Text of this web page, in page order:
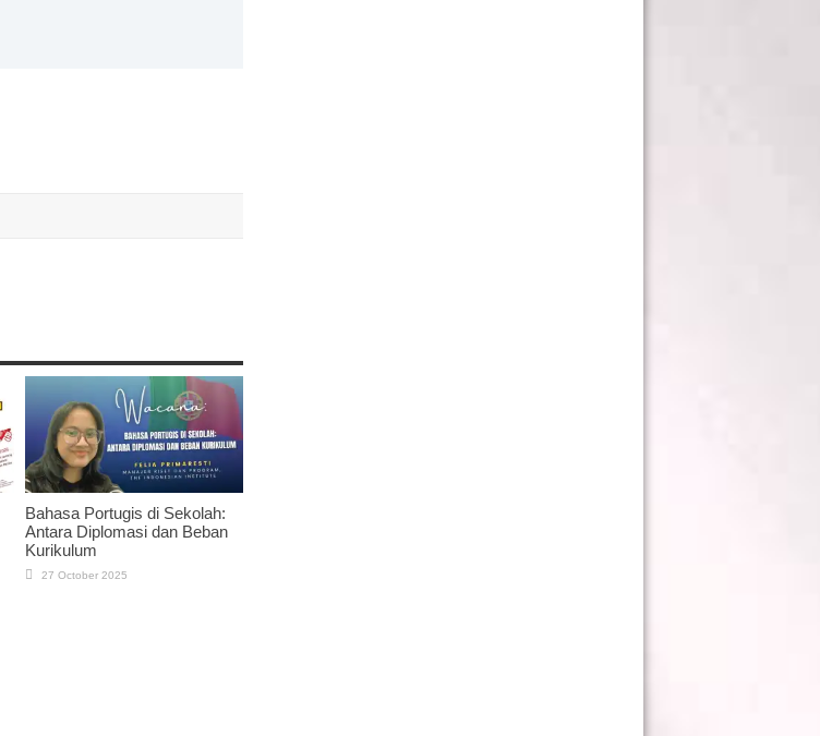
Bahasa Portugis di Sekolah:
Antara Diplomasi dan Beban
Kurikulum
27 October 2025